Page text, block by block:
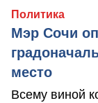
Политика
Мэр Сочи
место
Всему виной